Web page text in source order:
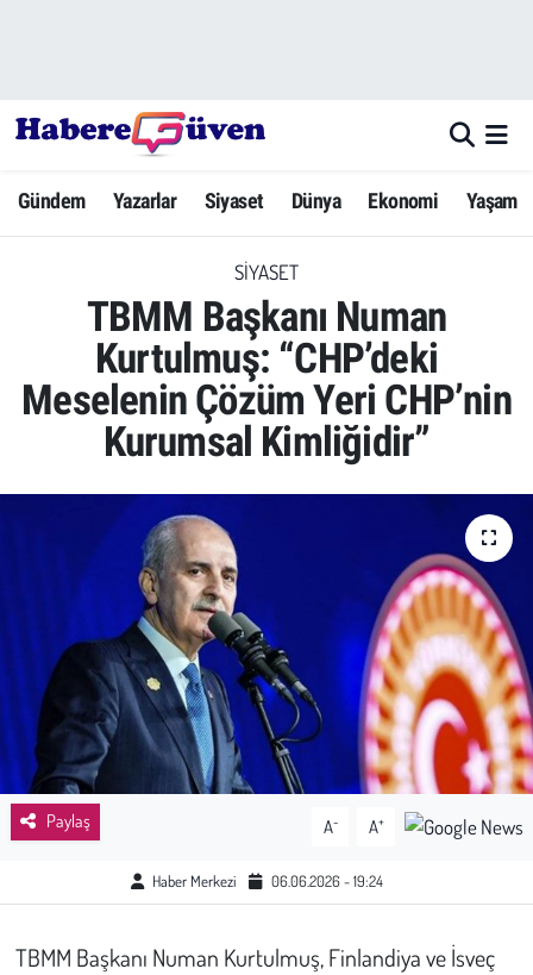
Gündem Yazarlar Siyaset Dünya Ekonomi Yaşam
SIYASET
TBMM Başkanı Numan
Kurtulmuş: “CHP’deki
Meselenin Çözüm Yeri CHP’nin
Kurumsal Kimliğidir”
Paylaş A- A+
Haber Merkezi 06.06.2026 - 19:24
TBMM Başkanı Numan Kurtulmuş, Finlandiya ve İsveç
Yazarlar
Dünya
Ekonomi
Yaşam
Yerel Haberler
Sağlık
Kadın
Emek
Spor
Çocuk
Kültür Sanat
Hava Durumu
Trafik Durumu
Süper Lig Puan Durumu ve Fikstür
Tüm Manşetler
Son Dakika Haberleri
Haber Arşivi